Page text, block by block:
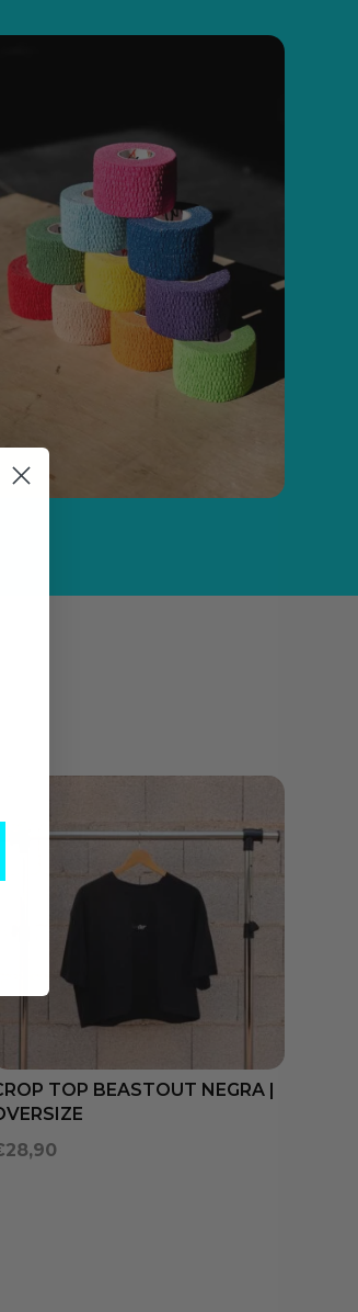
TOP BEASTOUT NEGRA |
28,90